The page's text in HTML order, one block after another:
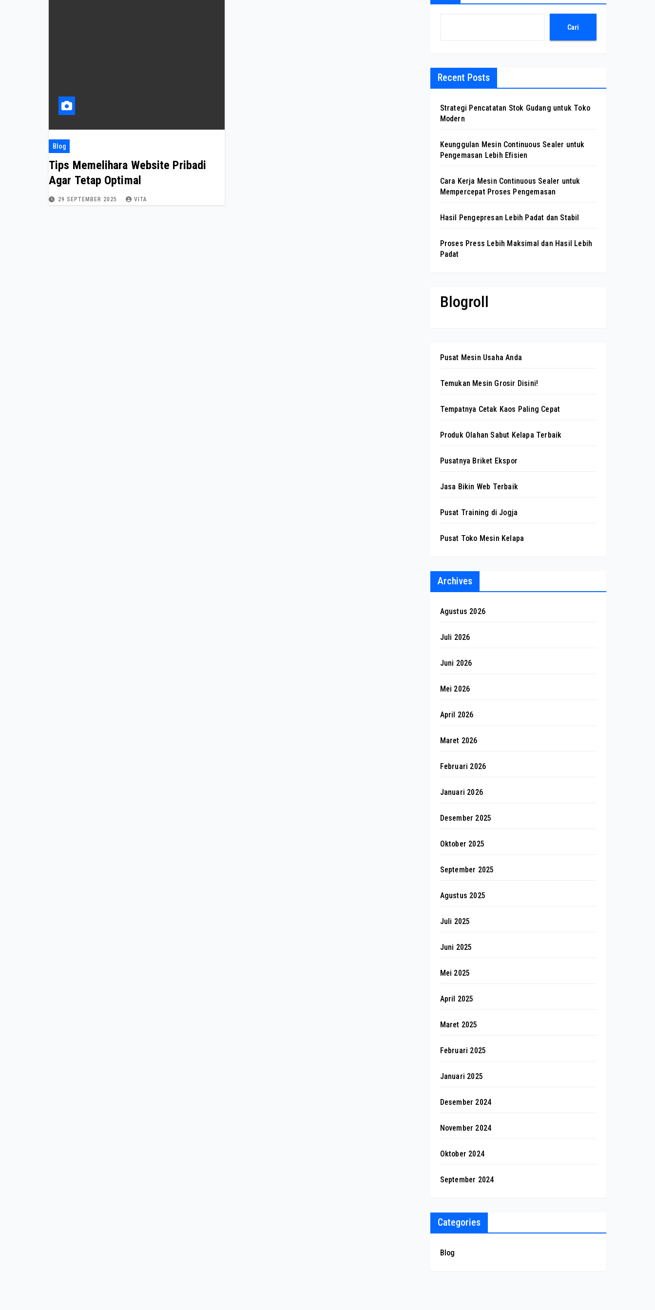
Blog
Tips Memelihara Website Pribadi
Agar Tetap Optimal
29 SEPTEMBER 2025 VITA
Cari
Recent Posts
Strategi Pencatatan Stok Gudang untuk Toko
Modern
Keunggulan Mesin Continuous Sealer untuk
Pengemasan Lebih Efisien
Cara Kerja Mesin Continuous Sealer untuk
Mempercepat Proses Pengemasan
Hasil Pengepresan Lebih Padat dan Stabil
Proses Press Lebih Maksimal dan Hasil Lebih
Padat
Blogroll
Pusat Mesin Usaha Anda
Temukan Mesin Grosir Disini!
Tempatnya Cetak Kaos Paling Cepat
Produk Olahan Sabut Kelapa Terbaik
Pusatnya Briket Ekspor
Jasa Bikin Web Terbaik
Pusat Training di Jogja
Pusat Toko Mesin Kelapa
Archives
Agustus 2026
Juli 2026
Juni 2026
Mei 2026
April 2026
Maret 2026
Februari 2026
Januari 2026
Desember 2025
Oktober 2025
September 2025
Agustus 2025
Juli 2025
Juni 2025
Mei 2025
April 2025
Maret 2025
Februari 2025
Januari 2025
Desember 2024
November 2024
Oktober 2024
September 2024
Categories
Blog